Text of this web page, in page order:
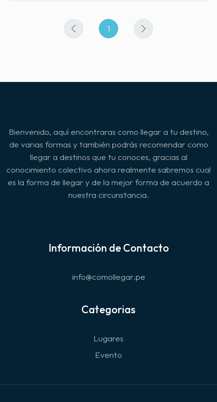
1
Bienvenido, aquí encontraras como llegar a tu destino,
de varias formas y también podrás recomendar como
llegar a destinos que tu conoces, gracias al
conocimiento colectivo ahora realmente sabremos cual
es la forma de llegar y de la mejor forma de acuerdo a
nuestra circunstancia.
Información de Contacto
info@comollegar.pe
Categorias
Lugares
Evento